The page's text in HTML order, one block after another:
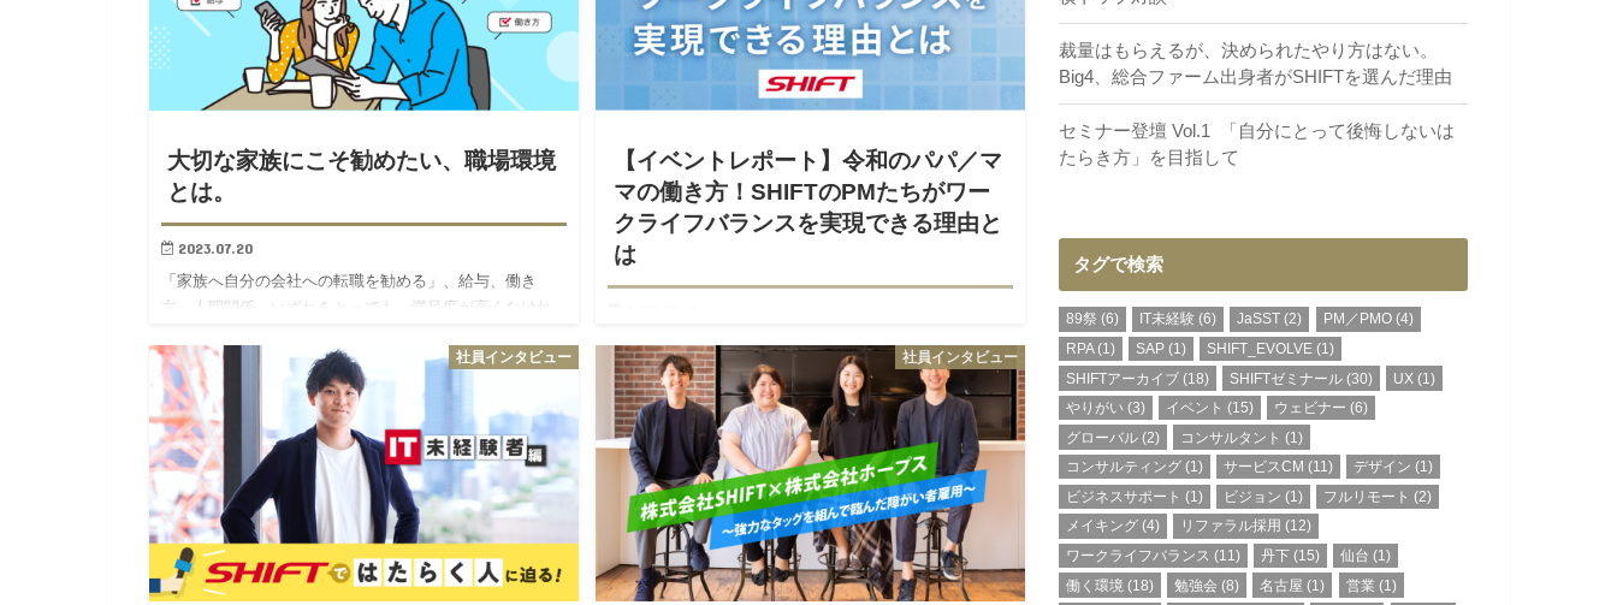
大切な家族にこそ勧めたい、職場環境
とは。
2023.07.20
「家族へ自分の会社への転職を勧める」、給与、働き
方、人間関係、いずれをとっても、満足度が高くなけれ
身内にSHIFTへの転職を勧めるケースが多く見られま
す。 そのなか…
【イベントレポート】令和のパパ／マ
マの働き方！SHIFTのPMたちがワー
クライフバランスを実現できる理由と
は
毎月開催しているSHIFTのPM／PMO採用オンライン説明
会。 2023年6月29日のトークテーマは「令和のパパ／マ
マの働き方！なぜSHIFTで働くPMたちはワークライフバ
ランスを実現できているのか」。 ネットサービス部…
社員インタビュー 社員インタビュー
裁量はもらえるが、決められたやり方はない。
Big4、総合ファーム出身者がSHIFTを選んだ理由
セミナー登壇 Vol.1 「自分にとって後悔しないは
たらき方」を目指して​
タグで検索
89祭 (6) IT未経験 (6) JaSST (2) PM／PMO(4)
RPA(1) SAP (1) SHIFT_EVOLVE (1)
SHIFTアーカイブ (18) SHIFTゼミナール (30) UX (1)
やりがい (3) イベント (15) ウェビナー (6)
グローバル (2) コンサルタント (1)
コンサルティング (1) サービスCM (11) デザイン (1)
ビジネスサポート (1) ビジョン (1) フルリモート (2)
メイキング (4) リファラル採用 (12)
ワークライフバランス (11) 丹下 (15) 仙台 (1)
働く環境 (18) 勉強会 (8) 名古屋 (1) 営業 (1)